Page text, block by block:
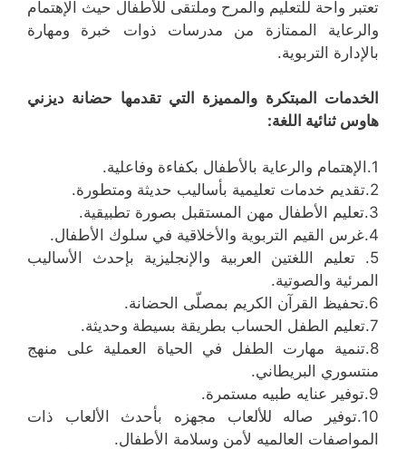
تعتبر واحة للتعليم والمرح وملتقى للأطفال حيث الإهتمام
والرعاية الممتازة من مدرسات ذوات خبرة ومهارة
بالإدارة التربوية.
الخدمات المبتكرة والمميزة التي تقدمها حضانة ديزني
هاوس ثنائية اللغة:
1.الإهتمام والرعاية بالأطفال بكفاءة وفاعلية.
2.تقديم خدمات تعليمية بأساليب حديثة ومتطورة.
3.تعليم الأطفال مهن المستقبل بصورة تطبيقية.
4.غرس القيم التربوية والأخلاقية في سلوك الأطفال.
5. تعليم اللغتين العربية والإنجليزية بإحدث الأساليب
المرئية والصوتية.
6.تحفيظ القرآن الكريم بمصلّى الحضانة.
7.تعليم الطفل الحساب بطريقة بسيطة وحديثة.
8.تنمية مهارت الطفل في الحياة العملية على منهج
منتسوري البريطاني.
9.توفير عنايه طبيه مستمرة.
10.توفير صاله للألعاب مجهزه بأحدث الألعاب ذات
المواصفات العالميه لأمن وسلامة الأطفال.